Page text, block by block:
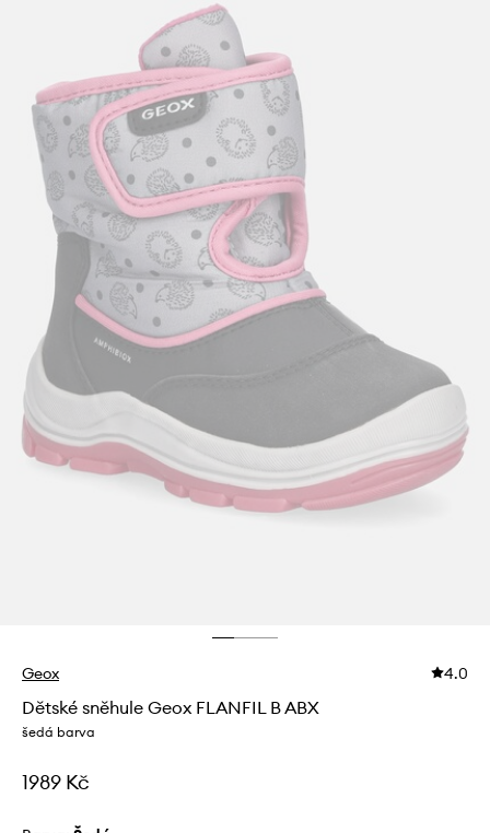
Geox 4.0
Dětské sněhule Geox FLANFIL B ABX
šedá barva
1989 Kč